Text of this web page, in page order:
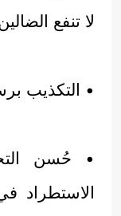
لا تنفع
• التكذيب
• حُسن
الاستطراد